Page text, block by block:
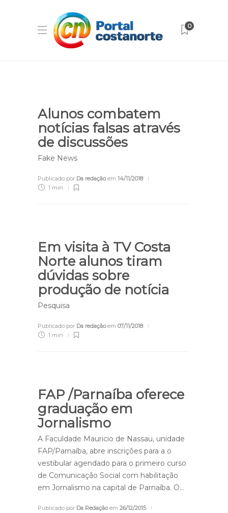
0
Alunos combatem
notícias falsas através
de discussões
Fake News
Publicado por Da redaçãoem 14/11/2018
1 min
Em visita à TV Costa
Norte alunos tiram
dúvidas sobre
produção de notícia
Pesquisa
Publicado por Da redaçãoem 07/11/2018
1 min
FAP /Parnaíba oferece
graduação em
Jornalismo
A Faculdade Mauricio de Nassau, unidade
FAP/Parnaíba, abre inscrições para a o
vestibular agendado para o primeiro curso
de Comunicação Social com habilitação
em Jornalismo na capital de Parnaíba. O…
Publicado por Da Redaçãoem 26/12/2015